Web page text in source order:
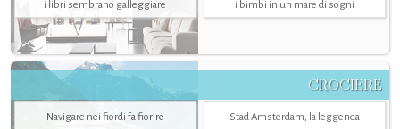
i libri sembrano galleggiare
i bimbi in un mare di sogni
CROCIERE
Navigare nei fiordi fa fiorire
Stad Amsterdam, la leggenda